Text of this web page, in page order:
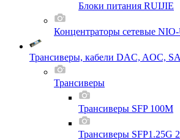
Блоки питания RUIJIE
Концентраторы сетевые
Трансиверы, кабели DAC, AOC,
Трансиверы
Трансиверы SFP 100M
Трансиверы SFP1.25G